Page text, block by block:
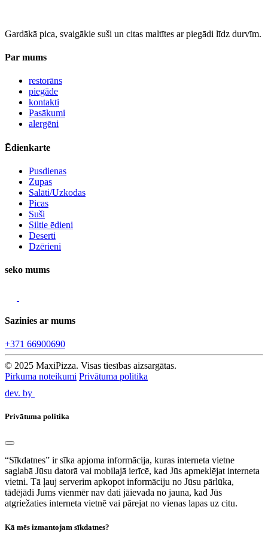
Gardākā pica, svaigākie suši un citas maltītes ar piegādi līdz durvīm.
Par mums
restorāns
piegāde
kontakti
Pasākumi
alergēni
Ēdienkarte
Pusdienas
Zupas
Salāti/Uzkodas
Picas
Suši
Siltie ēdieni
Deserti
Dzērieni
seko mums
Sazinies ar mums
+371 66900690
© 2025 MaxiPizza. Visas tiesības aizsargātas.
Pirkuma noteikumi Privātuma politika
dev. by
Privātuma politika
“Sīkdatnes” ir sīka apjoma informācija, kuras interneta vietne
saglabā Jūsu datorā vai mobilajā ierīcē, kad Jūs apmeklējat interneta
vietni. Tā ļauj serverim apkopot informāciju no Jūsu pārlūka,
tādējādi Jums vienmēr nav dati jāievada no jauna, kad Jūs
atgriežaties interneta vietnē vai pārejat no vienas lapas uz citu.
Kā mēs izmantojam sīkdatnes?